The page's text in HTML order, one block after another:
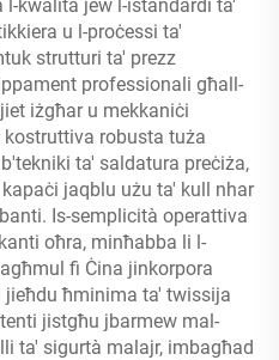
kwalità jew l-istandardi ta'
u l-proċessi ta'
strutturi ta' prezz
professionali għall-
iżgħar u mekkaniċi
robusta tuża
ta' saldatura preċiża,
jaqblu użu ta' kull nhar
Is-semplicità operattiva
oħra, minħabba li l-
fi Ċina jinkorpora
ħminima ta' twissija
jistgħu jbarmew mal-
ta' sigurtà malajr, imbagħad